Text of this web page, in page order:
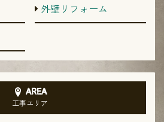
外壁リフォーム
AREA
工事エリア